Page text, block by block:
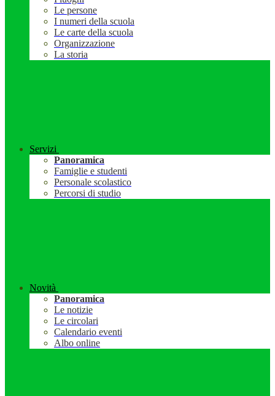
Le persone
I numeri della scuola
Le carte della scuola
Organizzazione
La storia
Servizi
Panoramica
Famiglie e studenti
Personale scolastico
Percorsi di studio
Novità
Panoramica
Le notizie
Le circolari
Calendario eventi
Albo online